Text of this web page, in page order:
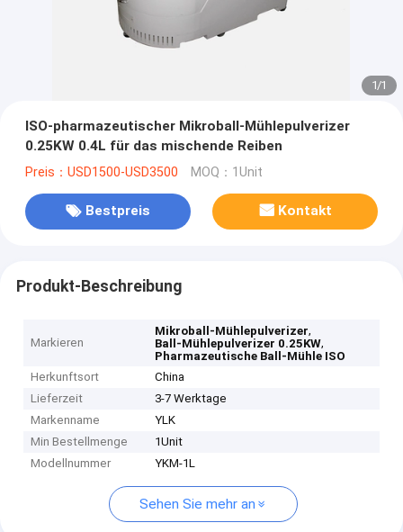
1/1
ISO-pharmazeutischer Mikroball-Mühlepulverizer
0.25KW 0.4L für das mischende Reiben
Preis：USD1500-USD3500 MOQ：1Unit
Bestpreis Kontakt
Produkt-Beschreibung
Markieren
Mikroball-Mühlepulverizer,
Ball-Mühlepulverizer 0.25KW,
Pharmazeutische Ball-Mühle ISO
Herkunftsort
China
Lieferzeit
3-7 Werktage
Markenname
YLK
Min Bestellmenge
1Unit
Modellnummer
YKM-1L
Sehen Sie mehr an